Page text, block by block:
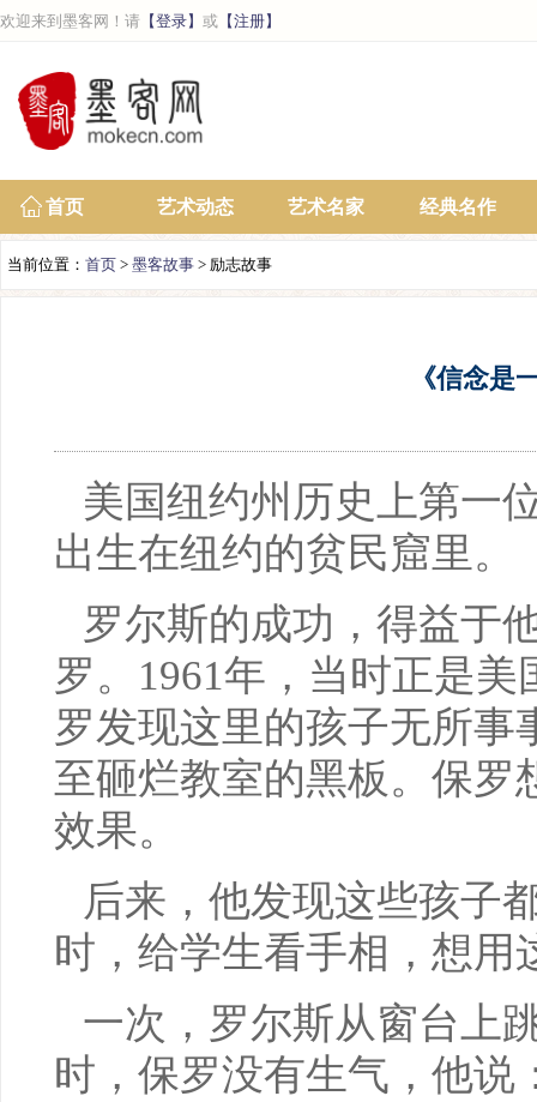
欢迎来到墨客网！请 【登录】 或 【注册】
首页 艺术动态 艺术名家 经典名作
当前位置： 首页 > 墨客故事 > 励志故事
《信念是
美国纽约州历史上第一
出生在纽约的贫民窟里。
罗尔斯的成功，得益于
罗。1961年，当时正是
罗发现这里的孩子无所事
至砸烂教室的黑板。保罗
效果。
后来，他发现这些孩子
时，给学生看手相，想用
一次，罗尔斯从窗台上
时，保罗没有生气，他说